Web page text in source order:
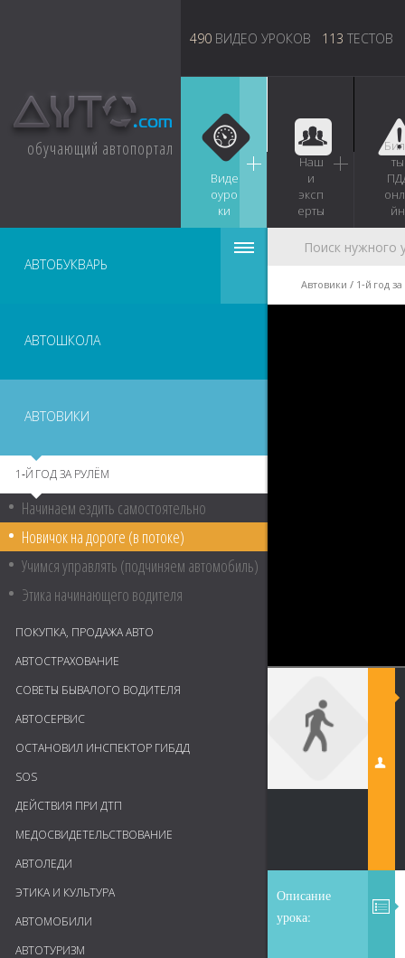
обучающий автопортал
490 ВИДЕО УРОКОВ 113 ТЕСТОВ
Виде
оуро
ки
Наш
и
эксп
ерты
ты
йн
АВТОБУКВАРЬ
АВТОШКОЛА
АВТОВИКИ
1‑Й ГОД ЗА РУЛЁМ
Начинаем ездить самостоятельно
Новичок на дороге (в потоке)
Учимся управлять (подчиняем автомобиль)
Этика начинающего водителя
ПОКУПКА, ПРОДАЖА АВТО
АВТОСТРАХОВАНИЕ
СОВЕТЫ БЫВАЛОГО ВОДИТЕЛЯ
АВТОСЕРВИС
ОСТАНОВИЛ ИНСПЕКТОР ГИБДД
SOS
ДЕЙСТВИЯ ПРИ ДТП
МЕДОСВИДЕТЕЛЬСТВОВАНИЕ
АВТОЛЕДИ
ЭТИКА И КУЛЬТУРА
АВТОМОБИЛИ
АВТОТУРИЗМ
Автовики 1‑й год
Описание
урока: